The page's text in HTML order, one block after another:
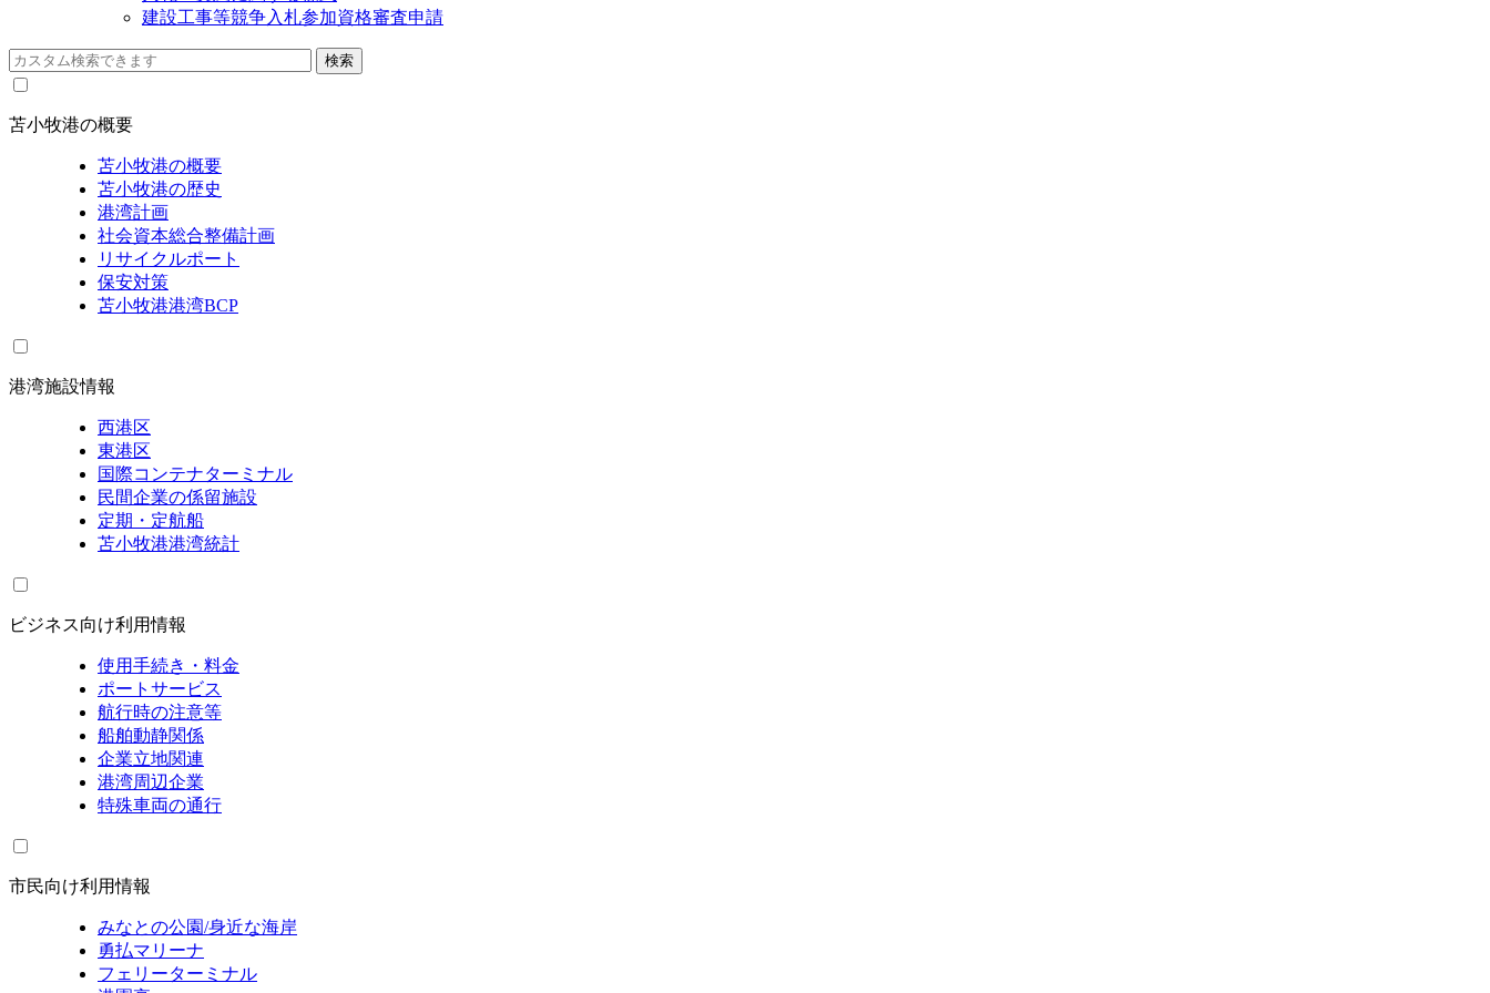
建設工事等競争入札参加資格審査申請
苫小牧港の概要
苫小牧港の概要
苫小牧港の歴史
港湾計画
社会資本総合整備計画
リサイクルポート
保安対策
苫小牧港港湾BCP
港湾施設情報
西港区
東港区
国際コンテナターミナル
民間企業の係留施設
定期・定航船
苫小牧港港湾統計
ビジネス向け利用情報
使用手続き・料金
ポートサービス
航行時の注意等
船舶動静関係
企業立地関連
港湾周辺企業
特殊車両の通行
市民向け利用情報
みなとの公園/身近な海岸
勇払マリーナ
フェリーターミナル